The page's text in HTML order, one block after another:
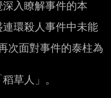
入瞭解事件的本
環殺人事件中未能
次面對事件的泰柱為
草人」。